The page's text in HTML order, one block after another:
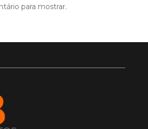
para mostrar.